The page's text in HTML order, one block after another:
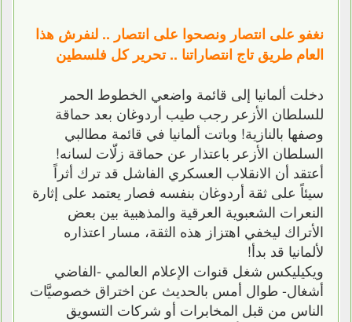
نغفو على انتصار ونصحوا على انتصار .. لنفرش هذا
العام طريق تاج انتصاراتنا .. تحرير كل فلسطين
دخلت ألمانيا إلى قائمة واضعي الخطوط الحمر
للسلطان الأزعر رجب طيب أردوغان بعد حماقة
وصفها بالنازية! وباتت ألمانيا في قائمة مطالبي
السلطان الأزعر باعتذار عن حماقة زلّات لسانه!
أعتقد أن الانقلاب العسكري الفاشل قد ترك أثراً
سيئاً على ثقة أردوغان بنفسه فصار يعتمد على إثارة
النعرات الشعبوية العرقية والمذهبية بين بعض
الأتراك ليخفي اهتزاز هذه الثقة، مسار اعتذاره
لألمانيا قد بدأ!
ويكيليكس شغل قنوات الإعلام العالمي -الفاضي
أشغال- طوال أمس بالحديث عن اختراق خصوصيَّات
الناس من قبل المخابرات أو شركات التسويق